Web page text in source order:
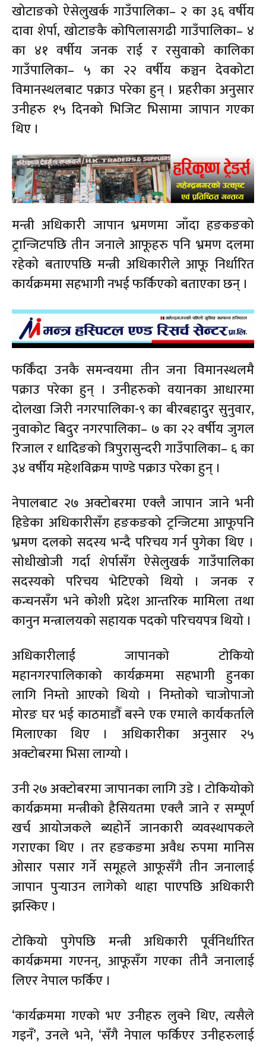
खोटाङको ऐसेलुखर्क गाउँपालिका– २ का ३६ वर्षीय
दावा शेर्पा, खोटाङकै कोपिलासगढी गाउँपालिका– ४
का ४१ वर्षीय जनक राई र रसुवाको कालिका
गाउँपालिका– ५ का २२ वर्षीय कञ्चन देवकोटा
विमानस्थलबाट पक्राउ परेका हुन् । प्रहरीका अनुसार
उनीहरु १५ दिनको भिजिट भिसामा जापान गएका
थिए ।
मन्त्री अधिकारी जापान भ्रमणमा जाँदा हङकङको
ट्रान्जिटपछि तीन जनाले आफूहरु पनि भ्रमण दलमा
रहेको बताएपछि मन्त्री अधिकारीले आफू निर्धारित
कार्यक्रममा सहभागी नभई फर्किएको बताएका छन् ।
फर्किँदा उनकै समन्वयमा तीन जना विमानस्थलमै
पक्राउ परेका हुन् । उनीहरुको वयानका आधारमा
दोलखा जिरी नगरपालिका-९ का बीरबहादुर सुनुवार,
नुवाकोट बिदुर नगरपालिका– ७ का २२ वर्षीय जुगल
रिजाल र धादिङको त्रिपुरासुन्दरी गाउँपालिका– ६ का
३४ वर्षीय महेशविक्रम पाण्डे पक्राउ परेका हुन् ।
नेपालबाट २७ अक्टोबरमा एक्लै जापान जाने भनी
हिडेका अधिकारीसँग हङकङको ट्रन्जिटमा आफूपनि
भ्रमण दलको सदस्य भन्दै परिचय गर्न पुगेका थिए ।
सोधीखोजी गर्दा शेर्पासँग ऐसेलुखर्क गाउँपालिका
सदस्यको परिचय भेटिएको थियो । जनक र
कन्चनसँग भने कोशी प्रदेश आन्तरिक मामिला तथा
कानुन मन्त्रालयको सहायक पदको परिचयपत्र थियो ।
अधिकारीलाई जापानको टोकियो
महानगरपालिकाको कार्यक्रममा सहभागी हुनका
लागि निम्तो आएको थियो । निम्तोको चाजोपाजो
मोरङ घर भई काठमाडौँ बस्ने एक एमाले कार्यकर्ताले
मिलाएका थिए । अधिकारीका अनुसार २५
अक्टोबरमा भिसा लाग्यो ।
उनी २७ अक्टोबरमा जापानका लागि उडे । टोकियोको
कार्यक्रममा मन्त्रीको हैसियतमा एक्लै जाने र सम्पूर्ण
खर्च आयोजकले ब्यहोर्ने जानकारी व्यवस्थापकले
गराएका थिए । तर हङकङमा अवैध रुपमा मानिस
ओसार पसार गर्ने समूहले आफूसँगै तीन जनालाई
जापान पुर्‍याउन लागेको थाहा पाएपछि अधिकारी
झस्किए ।
टोकियो पुगेपछि मन्त्री अधिकारी पूर्वनिर्धारित
कार्यक्रममा गएनन्, आफूसँग गएका तीनै जनालाई
लिएर नेपाल फर्किए ।
‘कार्यक्रममा गएको भए उनीहरु लुक्ने थिए, त्यसैले
गइनँ’, उनले भने, ‘सँगै नेपाल फर्किएर उनीहरुलाई